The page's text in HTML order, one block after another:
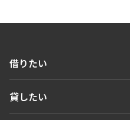
借りたい
人気エリアから探す
貸したい